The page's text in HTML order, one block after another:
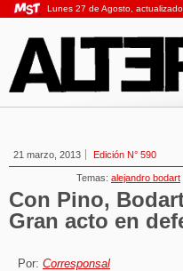
Lunes 27 de Agosto,
21 marzo, 2013 Edición N° 590
Temas: alejandro bodart
Con Pino,
Gran acto en
Por: Corresponsal